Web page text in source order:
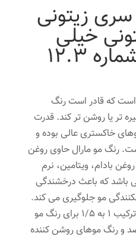
زیتونی
خیلی
12.3
است که قادر است رنگ
تر یا روشن تر کند. قدرت
خاکستری عالی بوده و
رنگ مو مارال حاوی روغن
بادام، ویتامین، نرم
باشد که باعث درخشندگی
مو جلوگیری می کند.
حجم: ۱۰۰ میل نسبت درصد ترکیب ۱ به ۱/۵ برای رنگ مو
اکسیدان ۶ درصد و رنگ موهای روشن کننده